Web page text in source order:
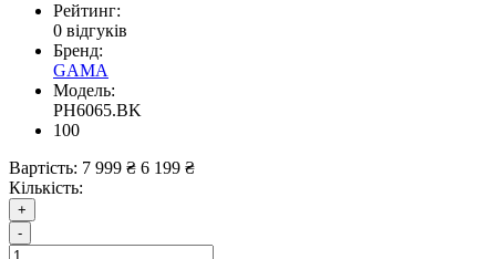
Рейтинг:
0 відгуків
Бренд:
GAMA
Модель:
PH6065.BK
100
Вартість: 7 999 ₴ 6 199 ₴
Кількість:
+
-